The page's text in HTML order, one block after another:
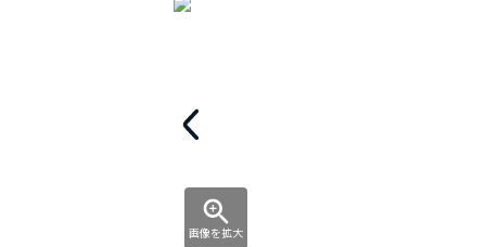
画像を拡大